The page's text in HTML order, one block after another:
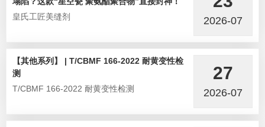
皇氏工匠美缝剂
2026-07
【其他系列】 | T/CBMF 166-2022 耐黄变性检
测
T/CBMF 166-2022 耐黄变性检测
27
2026-07